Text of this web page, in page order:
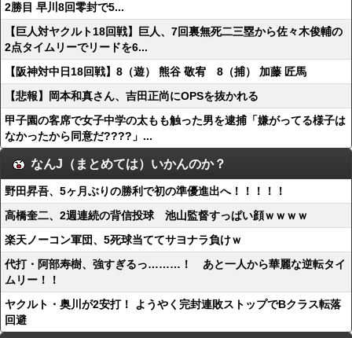
2勝目 早川8回零封で5...
【巨人対ヤクルト18回戦】巨人、7回裏無死二三塁から佐々木俊輔の
2点タイムリーでリードを6...
【阪神対中日18回戦】8（遊） 熊谷 敬宥 8（捕） 加藤 匠馬
【悲報】岡本和真さん、吉田正尚にOPSを抜かれる
甲子園の客席で女子中学の太もも触った男を逮捕「嫌がってる様子は
なかったから同意だ????」...
なんJ（まとめては）いかんのか？
野田昇吾、5ヶ月ぶりの勝利で初の準優進出へ！！！！！
高橋奎二、2週連続の背信投球 池山監督すっぱい顔ｗｗｗｗ
楽天ノーコン軍団、5死球当ててサヨナラ負けｗ
代打・阿部寿樹、強すぎるっ………！ あと一人から華麗な逆転タイ
ムリー！！
ヤクルト・奥川が2安打！ ようやく完封連敗ストップでBクラス転落
回避